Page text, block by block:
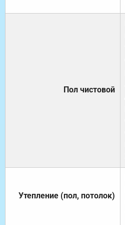
Пол чистовой
Утепление (пол, потолок)